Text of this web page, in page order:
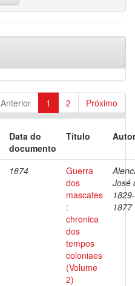
Anterior 1 2 Próximo
Data do
documento
Título
1874
Guerra
dos
mascates
:
chronica
dos
tempos
coloniaes
(Volume
2)
José
1829-
1877